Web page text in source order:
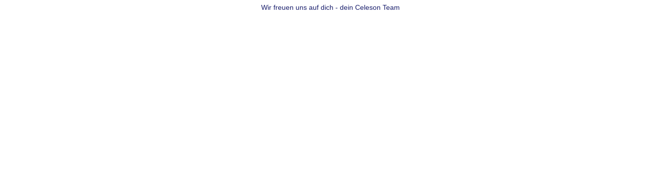
Wir freuen uns auf dich - dein Celeson Team